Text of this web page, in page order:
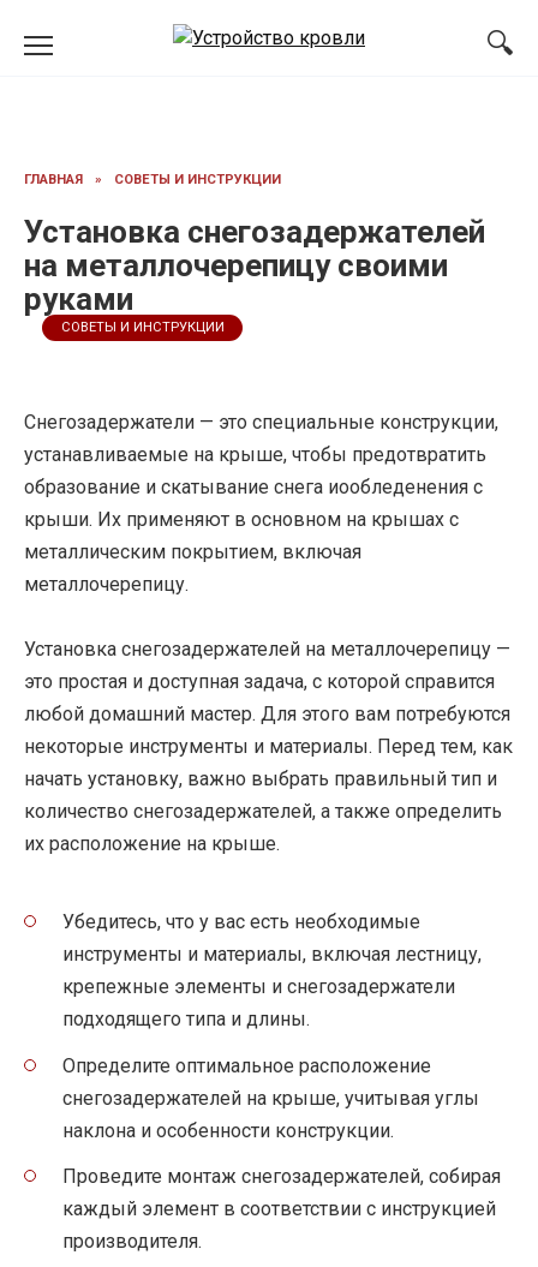
ГЛАВНАЯ » СОВЕТЫ И ИНСТРУКЦИИ
Установка снегозадержателей
на металлочерепицу своими
руками
СОВЕТЫ И ИНСТРУКЦИИ
Снегозадержатели — это специальные конструкции,
устанавливаемые на крыше, чтобы предотвратить
образование и скатывание снега иообледенения с
крыши. Их применяют в основном на крышах с
металлическим покрытием, включая
металлочерепицу.
Установка снегозадержателей на металлочерепицу —
это простая и доступная задача, с которой справится
любой домашний мастер. Для этого вам потребуются
некоторые инструменты и материалы. Перед тем, как
начать установку, важно выбрать правильный тип и
количество снегозадержателей, а также определить
их расположение на крыше.
Убедитесь, что у вас есть необходимые
инструменты и материалы, включая лестницу,
крепежные элементы и снегозадержатели
подходящего типа и длины.
Определите оптимальное расположение
снегозадержателей на крыше, учитывая углы
наклона и особенности конструкции.
Проведите монтаж снегозадержателей, собирая
каждый элемент в соответствии с инструкцией
производителя.